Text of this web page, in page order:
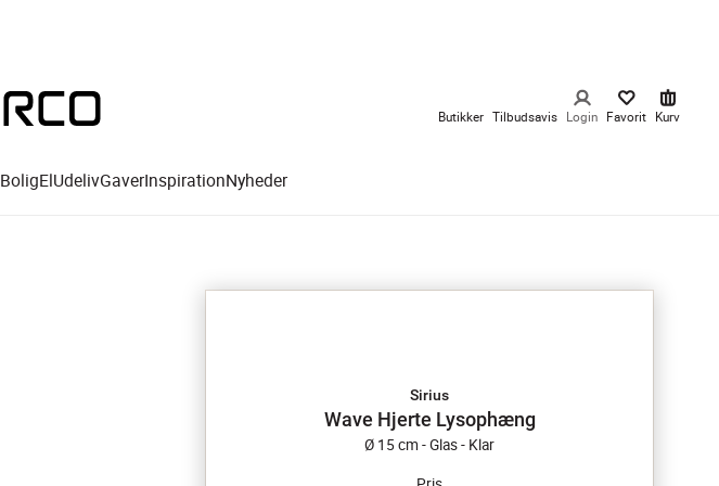
Butikker Tilbudsavis Login Favorit Kurv
BoligElUdelivGaverInspirationNyheder
Sirius
Wave Hjerte Lysophæng
Ø 15 cm - Glas - Klar